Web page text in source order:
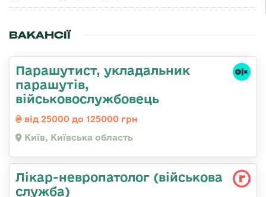
ВАКАНСІЇ
Парашутист, укладальник
парашутів,
військовослужбовець
від 25000 до 125000 грн
Київ, Київська область
Лікар-невропатолог (військова
служба)